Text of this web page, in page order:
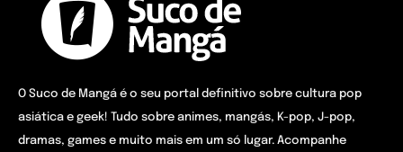
O Suco de Mangá é o seu portal definitivo sobre cultura pop
asiática e geek! Tudo sobre animes, mangás, K-pop, J-pop,
dramas, games e muito mais em um só lugar. Acompanhe